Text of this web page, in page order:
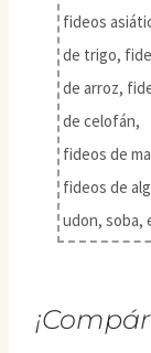
fideos
de trigo,
de arroz,
de celofán,
fideos de
fideos de
udon, soba,